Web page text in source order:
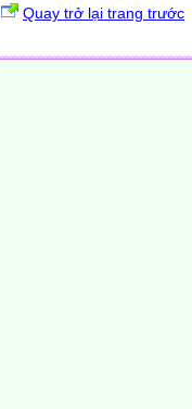
Quay trở lại trang trước